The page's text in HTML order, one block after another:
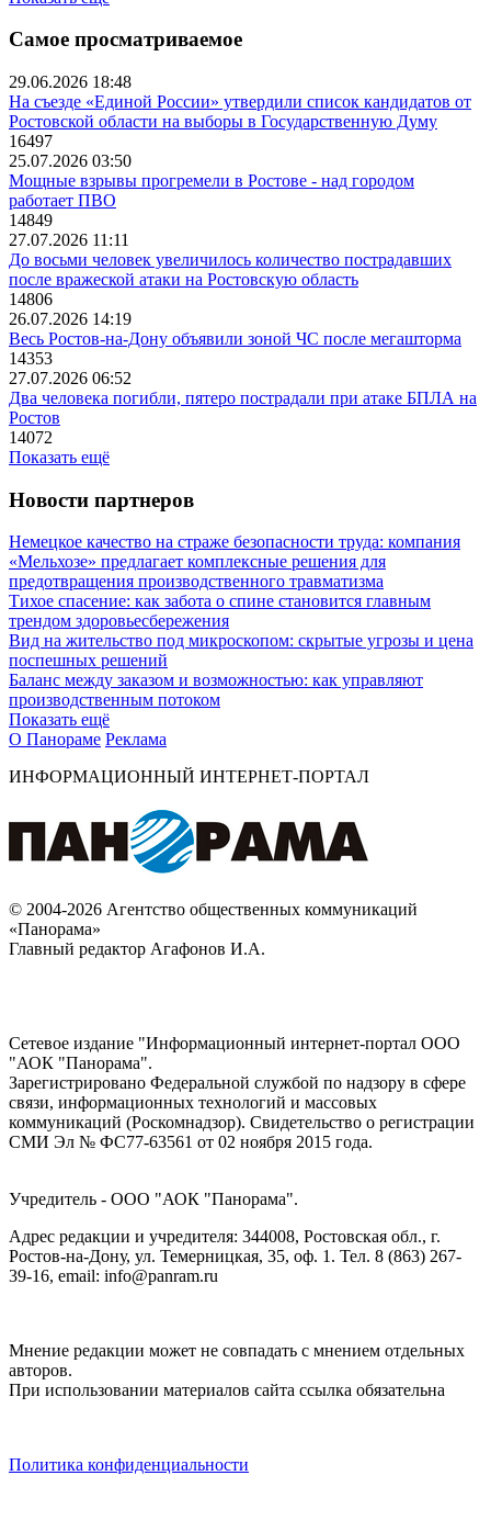
Самое просматриваемое
29.06.2026 18:48
На съезде «Единой России» утвердили список кандидатов от
Ростовской области на выборы в Государственную Думу
16497
25.07.2026 03:50
Мощные взрывы прогремели в Ростове - над городом
работает ПВО
14849
27.07.2026 11:11
До восьми человек увеличилось количество пострадавших
после вражеской атаки на Ростовскую область
14806
26.07.2026 14:19
Весь Ростов-на-Дону объявили зоной ЧС после мегашторма
14353
27.07.2026 06:52
Два человека погибли, пятеро пострадали при атаке БПЛА на
Ростов
14072
Показать ещё
Новости партнеров
Немецкое качество на страже безопасности труда: компания
«Мельхозе» предлагает комплексные решения для
предотвращения производственного травматизма
Тихое спасение: как забота о спине становится главным
трендом здоровьесбережения
Вид на жительство под микроскопом: скрытые угрозы и цена
поспешных решений
Баланс между заказом и возможностью: как управляют
производственным потоком
Показать ещё
О Панораме Реклама
ИНФОРМАЦИОННЫЙ ИНТЕРНЕТ-ПОРТАЛ
© 2004-2026 Агентство общественных коммуникаций
«Панорама»
Главный редактор Агафонов И.А.
Сетевое издание "Информационный интернет-портал ООО
"АОК "Панорама".
Зарегистрировано Федеральной службой по надзору в сфере
связи, информационных технологий и массовых
коммуникаций (Роскомнадзор). Cвидетельство о регистрации
СМИ Эл № ФС77-63561 от 02 ноября 2015 года.
Учредитель - ООО "АОК "Панорама".
Адрес редакции и учредителя: 344008, Ростовская обл., г.
Ростов-на-Дону, ул. Темерницкая, 35, оф. 1. Тел. 8 (863) 267-
39-16, email: info@panram.ru
Мнение редакции может не совпадать с мнением отдельных
авторов.
При использовании материалов сайта ссылка обязательна
Политика конфиденциальности